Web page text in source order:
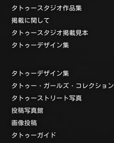
タトゥースタジオ作品集
掲載に関して
タトゥースタジオ掲載見本
タトゥーデザイン集
タトゥーデザイン集
タトゥー・ガールズ・コレクション
タトゥーストリート写真
投稿写真館
画像投稿
タトゥーガイド